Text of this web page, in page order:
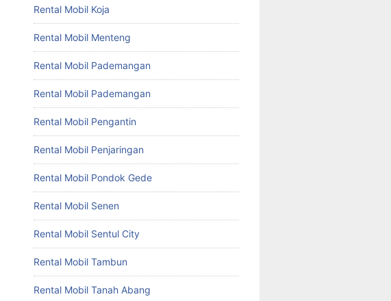
Rental Mobil Koja
Rental Mobil Menteng
Rental Mobil Pademangan
Rental Mobil Pademangan
Rental Mobil Pengantin
Rental Mobil Penjaringan
Rental Mobil Pondok Gede
Rental Mobil Senen
Rental Mobil Sentul City
Rental Mobil Tambun
Rental Mobil Tanah Abang